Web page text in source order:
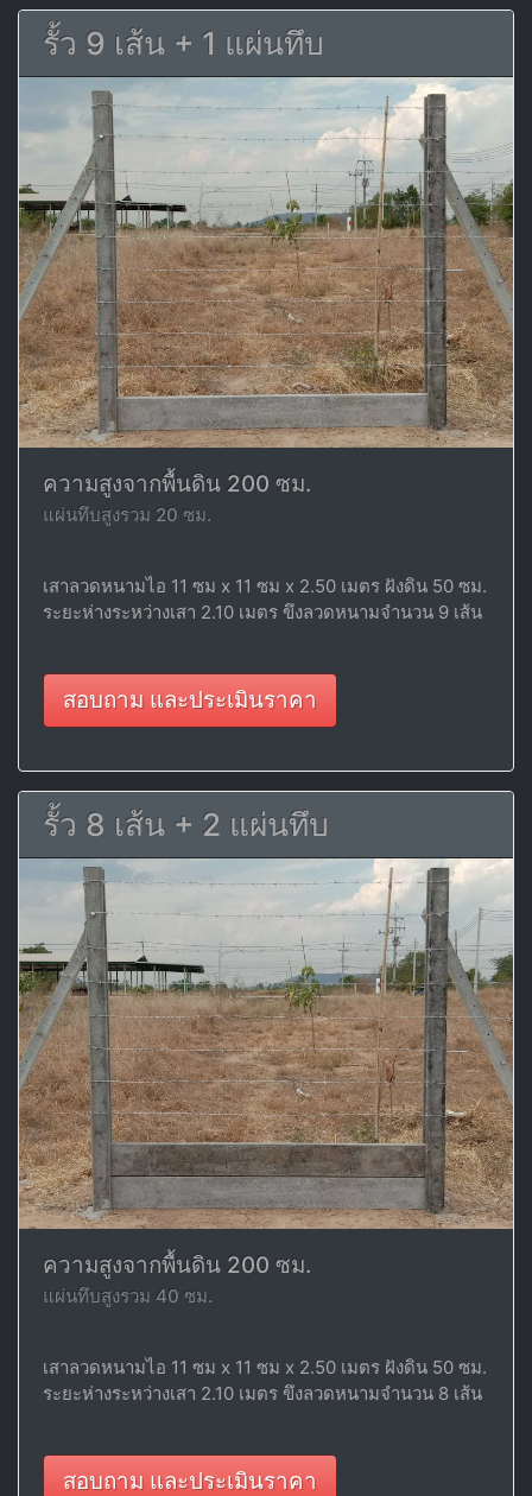
รั้ว 9 เส้น + 1 แผ่นทึบ
ความสูงจากพื้นดิน 200 ซม.
แผ่นทึบสูงรวม 20 ซม.
เสาลวดหนามไอ 11 ซม x 11 ซม x 2.50 เมตร ฝังดิน 50 ซม.
ระยะห่างระหว่างเสา 2.10 เมตร ขึงลวดหนามจำนวน 9 เส้น
สอบถาม และประเมินราคา
รั้ว 8 เส้น + 2 แผ่นทึบ
ความสูงจากพื้นดิน 200 ซม.
แผ่นทึบสูงรวม 40 ซม.
เสาลวดหนามไอ 11 ซม x 11 ซม x 2.50 เมตร ฝังดิน 50 ซม.
ระยะห่างระหว่างเสา 2.10 เมตร ขึงลวดหนามจำนวน 8 เส้น
สอบถาม และประเมินราคา